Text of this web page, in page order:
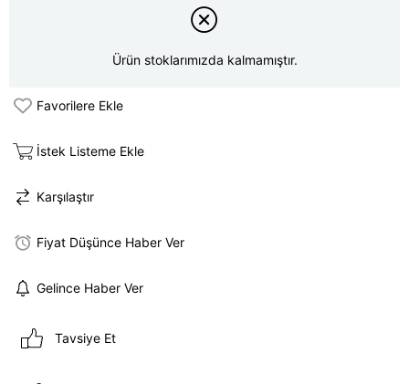
Ürün stoklarımızda kalmamıştır.
Favorilere Ekle
İstek Listeme Ekle
Karşılaştır
Fiyat Düşünce Haber Ver
Gelince Haber Ver
Tavsiye Et